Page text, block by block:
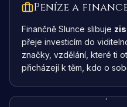
Peníze a
Finančně Slunce slibuje
přeje investicím do
značky, vzdělání, které ti
přicházejí k těm, kdo o